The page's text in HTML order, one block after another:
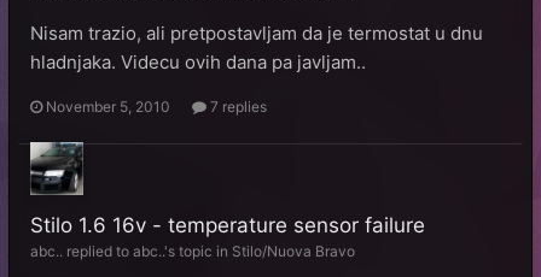
Nisam trazio, ali pretpostavljam da je termostat u dnu
hladnjaka. Videcu ovih dana pa javljam..
November 5, 2010 7 replies
Stilo 1.6 16v - temperature sensor failure
abc.. replied to abc..'s topic in Stilo/Nuova Bravo